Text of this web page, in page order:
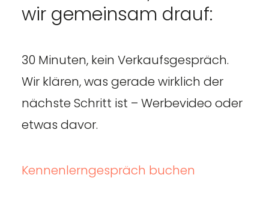
wir gemeinsam drauf:
30 Minuten, kein Verkaufsgespräch.
Wir klären, was gerade wirklich der
nächste Schritt ist – Werbevideo oder
etwas davor.
Kennenlerngespräch buchen